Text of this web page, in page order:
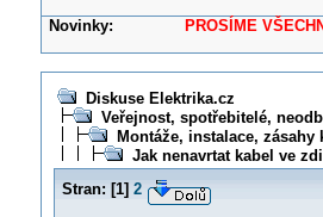
Novinky: PROSÍME VŠECHNY
Diskuse Elektrika.cz
Veřejnost, spotřebitelé,
Montáže, instalace,
Jak nenavrtat kabel ve
Stran: [1] 2